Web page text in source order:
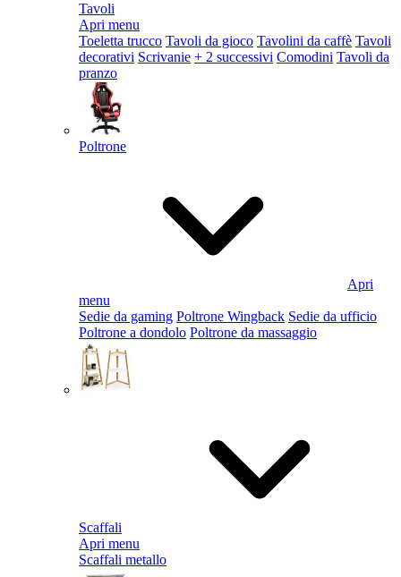
Tavoli
Apri menu
Toeletta trucco Tavoli da gioco Tavolini da caffè Tavoli
decorativi Scrivanie + 2 successivi Comodini Tavoli da
pranzo
Poltrone
Apri
menu
Sedie da gaming Poltrone Wingback Sedie da ufficio
Poltrone a dondolo Poltrone da massaggio
Scaffali
Apri menu
Scaffali metallo